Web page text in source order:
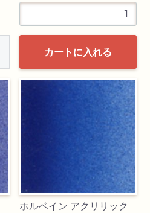
カートに入れる
ホルベイン アクリリック